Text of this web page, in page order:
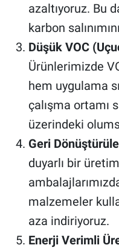
azaltıyoruz. Bu
karbon
Düşük VOC
Ürünlerimizde
hem uygulama
çalışma ortamı
üzerindeki
Geri
duyarlı bir
malzemeler
aza indiriyoruz.
Enerji Verimli